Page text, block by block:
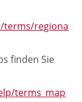
terms/regiona
finden Sie
terms_map